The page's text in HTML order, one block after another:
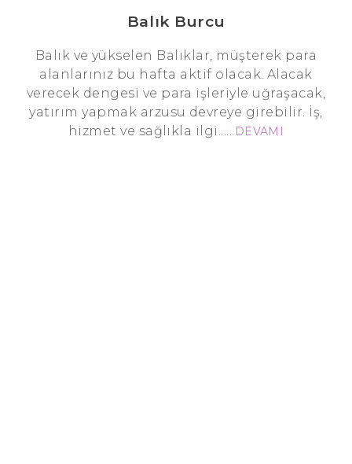
Balık Burcu
Balık ve yükselen Balıklar, müşterek para
alanlarınız bu hafta aktif olacak. Alacak
verecek dengesi ve para işleriyle uğraşacak,
yatırım yapmak arzusu devreye girebilir. İş,
hizmet ve sağlıkla ilgi...... DEVAMI